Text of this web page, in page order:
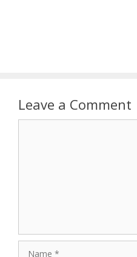
Leave a Comment